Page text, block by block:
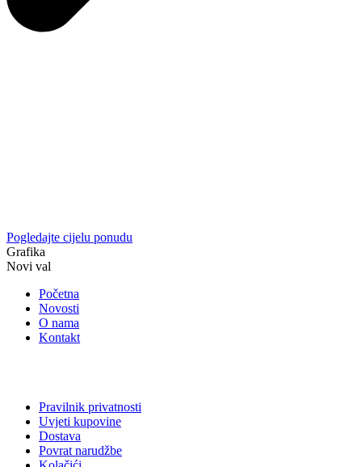
Pogledajte cijelu ponudu
Grafika
Novi val
Početna
Novosti
O nama
Kontakt
Pravilnik privatnosti
Uvjeti kupovine
Dostava
Povrat narudžbe